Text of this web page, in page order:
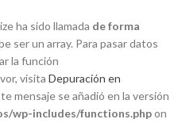
ha sido llamada de forma
ser un array. Para pasar datos
la función
visita Depuración en
mensaje se añadió en la versión
wp-includes/functions.phpon